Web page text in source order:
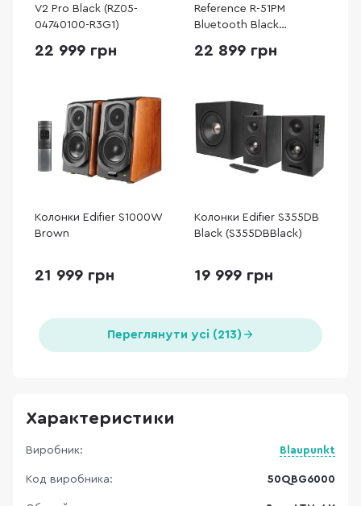
V2 Pro Black (RZ05-
04740100-R3G1)
22 999 грн
Reference R-51PM
Bluetooth Black
22 899 грн
Колонки Edifier S1000W
Brown
21 999 грн
Колонки Edifier S355DB
Black (S355DBBlack)
19 999 грн
Переглянути усі (213)
Характеристики
Виробник: Blaupunkt
Код виробника: 50QBG6000